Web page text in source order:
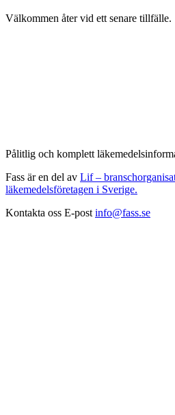
Välkommen åter vid ett senare tillfälle.
Pålitlig och komplett
Fass är en del av Lif –
läkemedelsföretagen i Sverige.
Kontakta oss E-post info@fass.se